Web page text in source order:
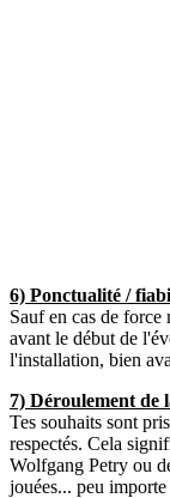
6) Ponctualité /
Sauf en cas de
avant le début de
l'installation, bien
7) Déroulement de
Tes souhaits sont
respectés. Cela
Wolfgang Petry ou
jouées... peu